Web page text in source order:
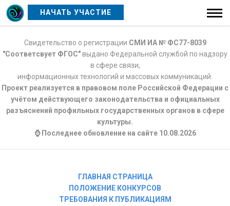
НАЧАТЬ УЧАСТИЕ
Свидетельство о регистрации СМИ ИА № ФС77-8039
"Соответсвует ФГОС"выдано Федеральной службой по надзору
в сфере связи,
информационных технологий и массовых коммуникаций.
Проект реализуется в правовом поле Российской Федерации с
учётом действующего законодательства и официальных
разъяснений профильных государственных органов в сфере
культуры.
⌚ Последнее обновление на сайте 10.08.2026
ГЛАВНАЯ СТРАНИЦА
ПОЛОЖЕНИЕ КОНКУРСОВ
ТРЕБОВАНИЯ К ПУБЛИКАЦИЯМ